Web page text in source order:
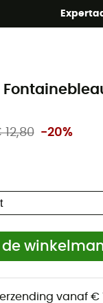
-20%
de
vanaf €